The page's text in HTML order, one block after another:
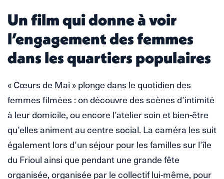
Un film qui donne à voir
l’engagement des femmes
dans les quartiers populaires
« Cœurs de Mai » plonge dans le quotidien des
femmes filmées : on découvre des scènes d’intimité
à leur domicile, ou encore l’atelier soin et bien-être
qu’elles animent au centre social. La caméra les suit
également lors d’un séjour pour les familles sur l’île
du Frioul ainsi que pendant une grande fête
organisée, organisée par le collectif lui-même, pour